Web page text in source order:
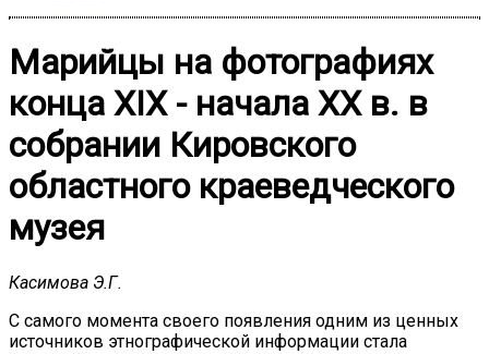
Марийцы на фотографиях
конца ХIХ - начала ХХ в. в
собрании Кировского
областного краеведческого
музея
Касимова Э.Г.
С самого момента своего появления одним из ценных
источников этнографической информации стала